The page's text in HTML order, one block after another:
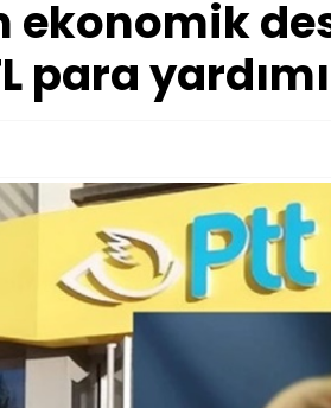
ekonomik
para